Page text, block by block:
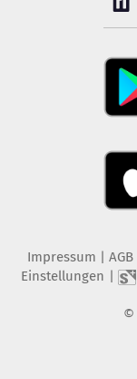
Impressum AGB
Einstellungen
©